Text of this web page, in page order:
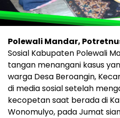
Polewali Mandar,
Sosial Kabupaten Polewali
tangan menangani kasus
warga Desa Beroangin,
di media sosial setelah
kecopetan saat berada di
Wonomulyo, pada Jumat